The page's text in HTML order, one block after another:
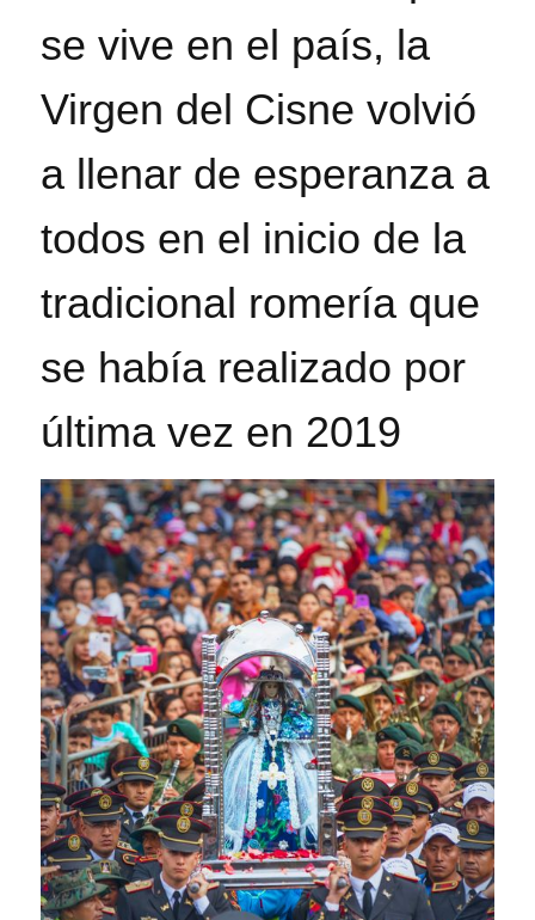
se vive en el país, la
Virgen del Cisne volvió
a llenar de esperanza a
todos en el inicio de la
tradicional romería que
se había realizado por
última vez en 2019